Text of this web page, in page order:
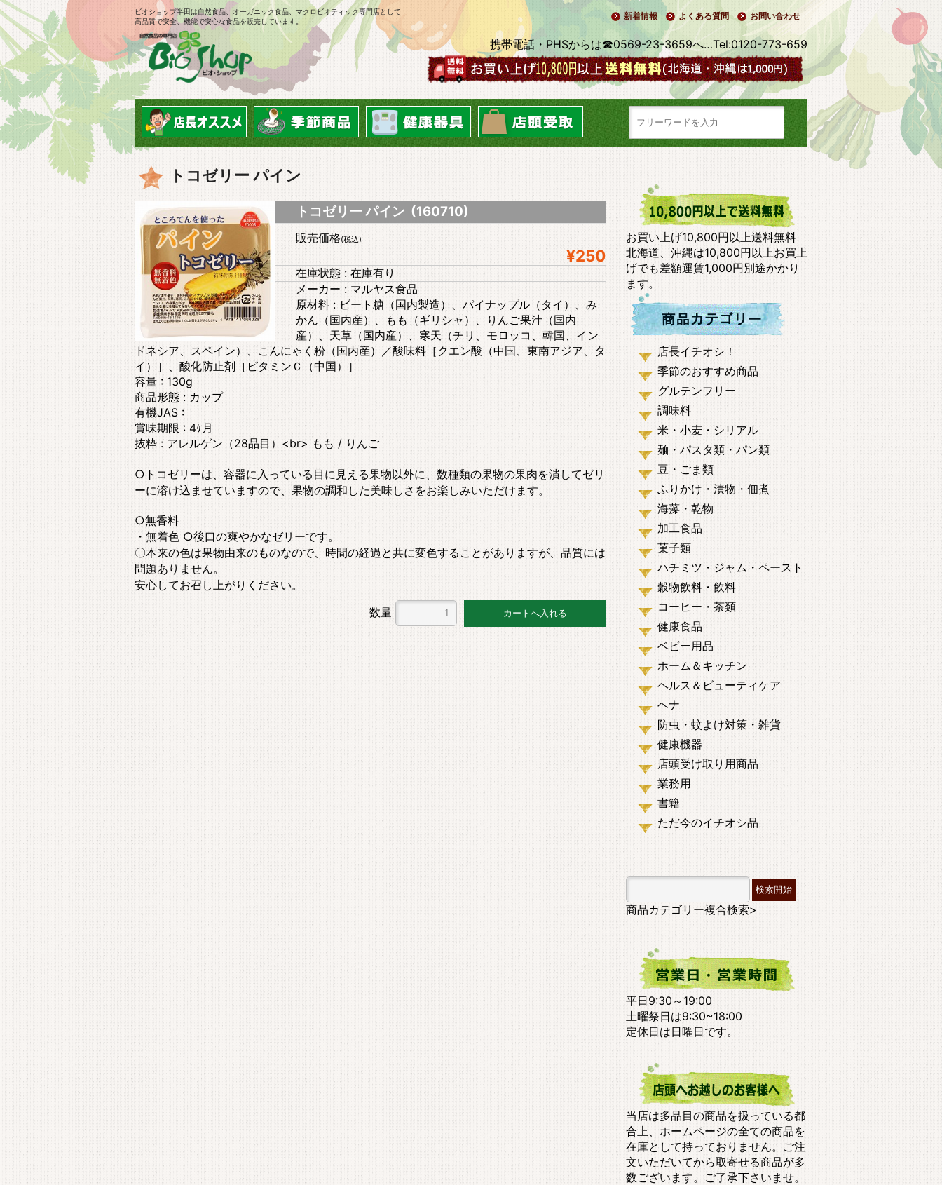
ビオショップ半田は自然食品、オーガニック食品、マクロビオティック専門店として
高品質で安全、機能で安心な食品を販売しています。
新着情報 よくある質問 お問い合わせ
携帯電話・PHSからは☎0569-23-3659へ…Tel:0120-773-659
トコゼリー パイン
トコゼリー パイン (160710)
販売価格(税込)
¥250
在庫状態 : 在庫有り
メーカー : マルヤス食品
原材料 : ビート糖（国内製造）、パイナップル（タイ）、み
かん（国内産）、もも（ギリシャ）、りんご果汁（国内
産）、天草（国内産）、寒天（チリ、モロッコ、韓国、イン
ドネシア、スペイン）、こんにゃく粉（国内産）／酸味料［クエン酸（中国、東南アジア、タ
イ）］、酸化防止剤［ビタミンＣ（中国）］
容量 : 130g
商品形態 : カップ
有機JAS :
賞味期限 : 4ｹ月
抜粋 : アレルゲン（28品目）<br> もも / りんご
○トコゼリーは、容器に入っている目に見える果物以外に、数種類の果物の果肉を潰してゼリ
ーに溶け込ませていますので、果物の調和した美味しさをお楽しみいただけます。
○無香料
・無着色 ○後口の爽やかなゼリーです。
〇本来の色は果物由来のものなので、時間の経過と共に変色することがありますが、品質には
問題ありません。
安心してお召し上がりください。
数量
お買い上げ10,800円以上送料無料
北海道、沖縄は10,800円以上お買上
げでも差額運賃1,000円別途かかり
ます。
店長イチオシ！
季節のおすすめ商品
グルテンフリー
調味料
米・小麦・シリアル
麺・パスタ類・パン類
豆・ごま類
ふりかけ・漬物・佃煮
海藻・乾物
加工食品
菓子類
ハチミツ・ジャム・ペースト
穀物飲料・飲料
コーヒー・茶類
健康食品
ベビー用品
ホーム＆キッチン
ヘルス＆ビューティケア
ヘナ
防虫・蚊よけ対策・雑貨
健康機器
店頭受け取り用商品
業務用
書籍
ただ今のイチオシ品
商品カテゴリー複合検索>
平日9:30～19:00
土曜祭日は9:30~18:00
定休日は日曜日です。
当店は多品目の商品を扱っている都
合上、ホームページの全ての商品を
在庫として持っておりません。ご注
文いただいてから取寄せる商品が多
数ございます。ご了承下さいませ。